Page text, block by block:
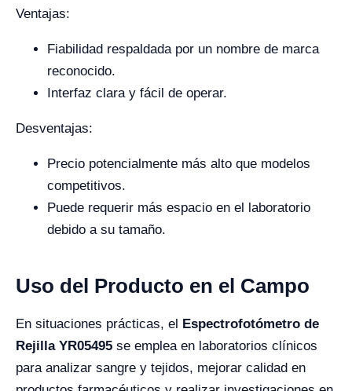
Ventajas:
Fiabilidad respaldada por un nombre de marca
reconocido.
Interfaz clara y fácil de operar.
Desventajas:
Precio potencialmente más alto que modelos
competitivos.
Puede requerir más espacio en el laboratorio
debido a su tamaño.
Uso del Producto en el Campo
En situaciones prácticas, el Espectrofotómetro de
Rejilla YR05495 se emplea en laboratorios clínicos
para analizar sangre y tejidos, mejorar calidad en